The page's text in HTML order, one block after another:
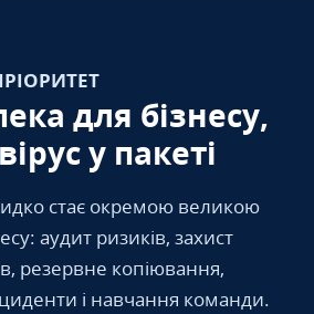
для бізнесу,
у пакеті
стає окремою великою
аудит ризиків, захист
резервне копіювання,
і навчання команди.